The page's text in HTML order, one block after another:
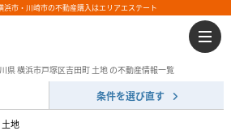
市・川崎市の不動産購入はエリアエステート
県 横浜市戸塚区吉田町 土地 の不動産情報一覧
条件を選び直す
地